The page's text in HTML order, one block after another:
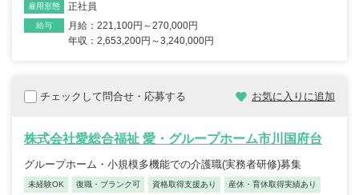
雇用形態 正社員
給与
月給：221,100円～270,000円
年収：2,653,200円～3,240,000円
チェックして問合せ・応募する お気に入りに追加
株式会社愛総合福祉 愛・グループホーム市川国府台
グループホーム・小規模多機能での介護職(実務者研修)募集
未経験OK 復職・ブランク可 資格取得支援あり 産休・育休取得実績あり